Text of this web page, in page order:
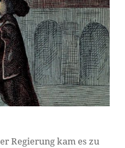
Regierung kam es zu